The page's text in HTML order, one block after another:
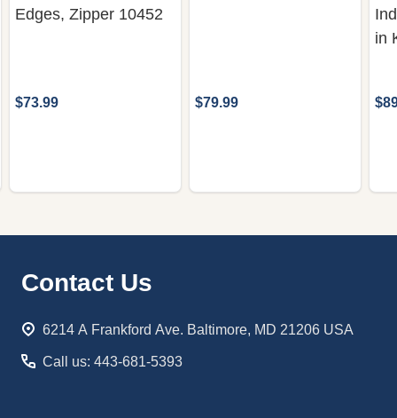
Edges, Zipper 10452
$73.99 $79.99
in
Footer
Contact Us
6214 A Frankford Ave. Baltimore, MD 21206 USA
Call us: 443-681-5393